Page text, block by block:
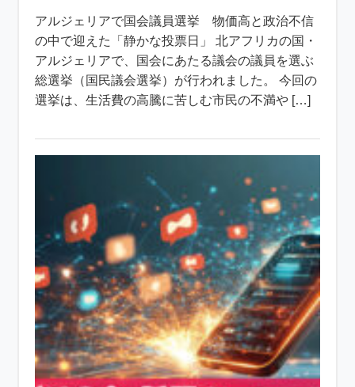
アルジェリアで国会議員選挙 物価高と政治不信
の中で迎えた「静かな投票日」 北アフリカの国・
アルジェリアで、国会にあたる議会の議員を選ぶ
総選挙（国民議会選挙）が行われました。 今回の
選挙は、生活費の高騰に苦しむ市民の不満や […]